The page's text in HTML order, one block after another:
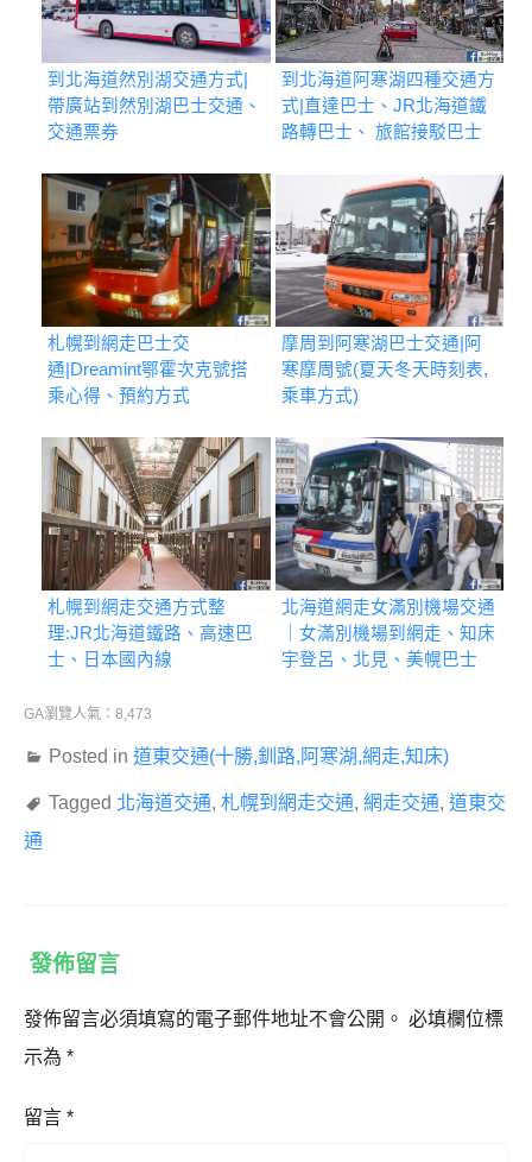
到北海道然別湖交通方式|
帶廣站到然別湖巴士交通、
交通票券
到北海道阿寒湖四種交通方
式|直達巴士、JR北海道鐵
路轉巴士、 旅館接駁巴士
札幌到網走巴士交
通|Dreamint鄂霍次克號搭
乘心得、預約方式
摩周到阿寒湖巴士交通|阿
寒摩周號(夏天冬天時刻表,
乘車方式)
札幌到網走交通方式整
理:JR北海道鐵路、高速巴
士、日本國內線
北海道網走女滿別機場交通
｜女滿別機場到網走、知床
宇登呂、北見、美幌巴士
GA瀏覽人氣：8,473
Posted in 道東交通(十勝,釧路,阿寒湖,網走,知床)
Tagged 北海道交通, 札幌到網走交通, 網走交通, 道東交
通
發佈留言
發佈留言必須填寫的電子郵件地址不會公開。 必填欄位標
示為 *
留言 *